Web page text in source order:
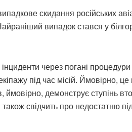
скидання російських
випадок стався у
через погані
під час місій. Ймовірно, це
демонструє ступінь
свідчить про недостатню